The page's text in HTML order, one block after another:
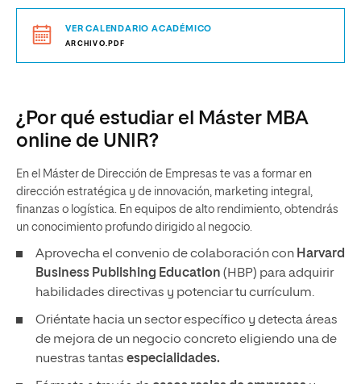
VER CALENDARIO ACADÉMICO
ARCHIVO.PDF
¿Por qué estudiar el Máster MBA
online de UNIR?
En el Máster de Dirección de Empresas te vas a formar en
dirección estratégica y de innovación, marketing integral,
finanzas o logística. En equipos de alto rendimiento, obtendrás
un conocimiento profundo dirigido al negocio.
Aprovecha el convenio de colaboración con Harvard
Business Publishing Education (HBP) para adquirir
habilidades directivas y potenciar tu currículum.
Oriéntate hacia un sector específico y detecta áreas
de mejora de un negocio concreto eligiendo una de
nuestras tantas especialidades.